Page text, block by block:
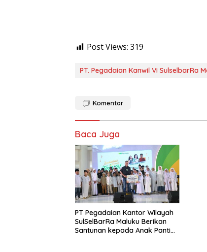
Post Views: 319
PT. Pegadaian Kanwil VI SulselbarRa
Komentar
Baca Juga
PT Pegadaian Kantor Wilayah
SulSelBarRa Maluku Berikan
Santunan kepada Anak Panti